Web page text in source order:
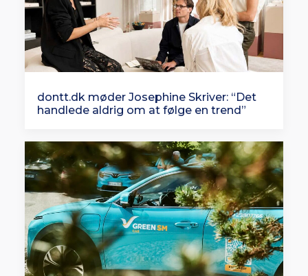
dontt.dk møder Josephine Skriver: “Det
handlede aldrig om at følge en trend”